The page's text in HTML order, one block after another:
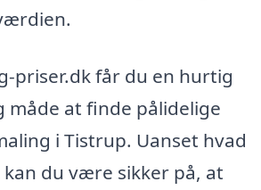
priser.dk får du en hurtig
måde at finde pålidelige
i Tistrup. Uanset hvad
kan du være sikker på, at